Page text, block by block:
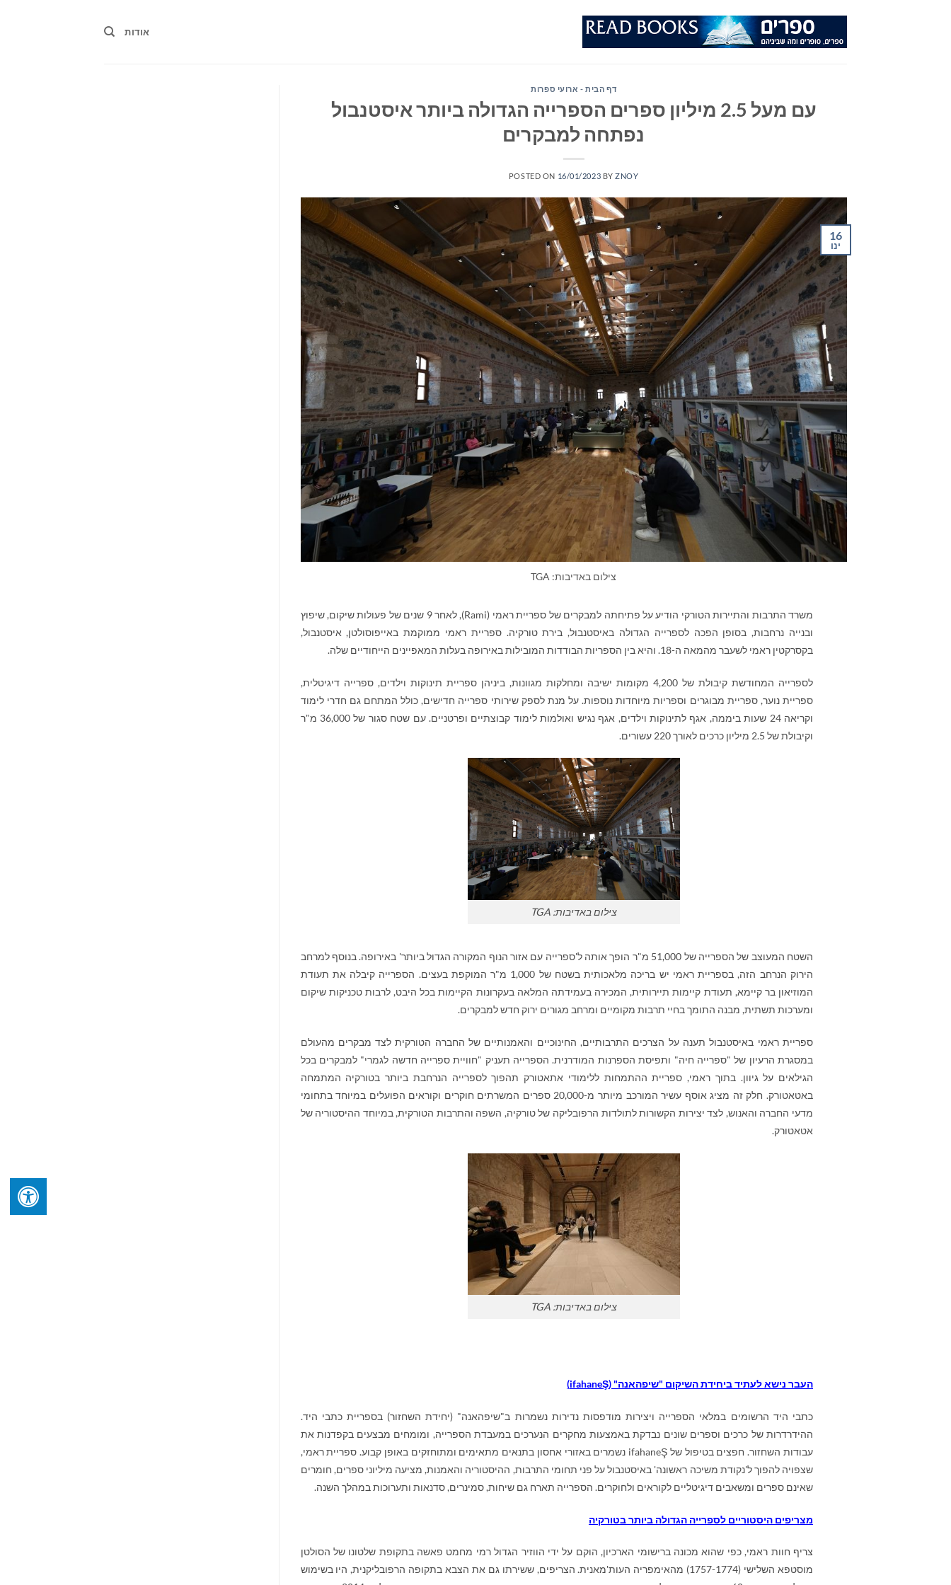
אודות
דף הבית - ארועי ספרות
עם מעל 2.5 מיליון ספרים הספרייה הגדולה ביותר איסטנבול
נפתחה למבקרים
POSTED ON 16/01/2023 BYZNOY
16
ינו
צילום באדיבות: TGA
משרד התרבות והתיירות הטורקי הודיע על פתיחתה למבקרים של ספריית ראמי (Rami
), לאחר 9 שנים של פעולות שיקום, שיפוץ
ובנייה נרחבות, בסופן הפכה לספרייה הגדולה באיסטנבול, בירת טורקיה. ספריית ראמי ממוקמת באייפוסולטן, איסטנבול,
בקסרקטין ראמי לשעבר מהמאה ה-18. והיא בין הספריות הבודדות המובילות באירופה בעלות המאפיינים הייחודיים שלה.
לספרייה המחודשת קיבולת של 4,200 מקומות ישיבה ומחלקות מגוונות, ביניהן ספריית תינוקות וילדים, ספרייה דיגיטלית,
ספריית נוער, ספריית מבוגרים וספריות מיוחדות נוספות. על מנת לספק שירותי ספרייה חדישים, כולל המתחם גם חדרי לימוד
וקריאה 24 שעות ביממה, אגף לתינוקות וילדים, אגף נגיש ואולמות לימוד קבוצתיים ופרטניים. עם שטח סגור של 36,000 מ"ר
וקיבולת של 2.5 מיליון כרכים לאורך 220 עשורים.
צילום באדיבות: TGA
השטח המעוצב של הספרייה של 51,000 מ"ר הופך אותה ל'ספרייה עם אזור הנוף המקורה הגדול ביותר' באירופה. בנוסף למרחב
הירוק הנרחב הזה, בספריית ראמי יש בריכה מלאכותית בשטח של 1,000 מ"ר המוקפת בעצים. הספרייה קיבלה את תעודת
המוזיאון בר קיימא, תעודת קיימות תיירותית, המכירה בעמידתה המלאה בעקרונות הקיימות בכל היבט, לרבות טכניקות שיקום
ומערכות תשתית, מבנה התומך בחיי תרבות מקומיים ומרחב מגורים ירוק חדש למבקרים.
ספריית ראמי באיסטנבול תענה על הצרכים התרבותיים, החינוכיים והאמנותיים של החברה הטורקית לצד מבקרים מהעולם
במסגרת הרעיון של "ספרייה חיה" ותפיסת הספרנות המודרנית. הספרייה תעניק "חוויית ספרייה חדשה לגמרי" למבקרים בכל
הגילאים על גיוון. בתוך ראמי, ספריית ההתמחות ללימודי אתאטורק תהפוך לספרייה הנרחבת ביותר בטורקיה המתמחה
באטאטורק. חלק זה מציג אוסף עשיר המורכב מיותר מ-20,000 ספרים המשרתים חוקרים וקוראים הפועלים במיוחד בתחומי
מדעי החברה והאנוש, לצד יצירות הקשורות לתולדות הרפובליקה של טורקיה, השפה והתרבות הטורקית, במיוחד ההיסטוריה של
אטאטורק.
צילום באדיבות: TGA
העבר נישא לעתיד ביחידת השיקום "שיפהאנה" (Ş
ifahane
)
כתבי היד הרשומים במלאי הספרייה ויצירות מודפסות נדירות נשמרות ב"שיפהאנה" (יחידת השחזור) בספריית כתבי היד.
ההידרדרות של כרכים וספרים שונים נבדקת באמצעות מחקרים הנערכים במעבדת הספרייה, ומומחים מבצעים בקפדנות את
עבודות השחזור. חפצים בטיפול של Ş
ifahane נשמרים באזורי אחסון בתנאים מתאימים ומתוחזקים באופן קבוע. ספריית ראמי,
שצפויה להפוך ל'נקודת משיכה ראשונה' באיסטנבול על פני תחומי התרבות, ההיסטוריה והאמנות, מציעה מיליוני ספרים, חומרים
שאינם ספרים ומשאבים דיגיטליים לקוראים ולחוקרים. הספרייה תארח גם שיחות, סמינרים, סדנאות ותערוכות במהלך השנה.
מצריפים היסטוריים לספרייה הגדולה ביותר בטורקיה
צריף חוות ראמי, כפי שהוא מכונה ברישומי הארכיון, הוקם על ידי הווזיר הגדול רמי מחמט פאשה בתקופת שלטונו של הסולטן
מוסטפא השלישי (1757-1774) מהאימפריה העות'מאנית. הצריפים, ששירתו גם את הצבא בתקופה הרפובליקנית, היו בשימוש